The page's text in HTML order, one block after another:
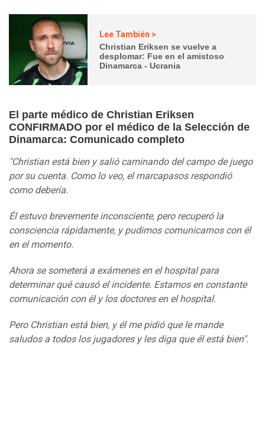
Lee También >
Christian Eriksen se vuelve a
desplomar: Fue en el amistoso
Dinamarca - Ucrania
El parte médico de Christian Eriksen
CONFIRMADO por el médico de la Selección de
Dinamarca: Comunicado completo
"Christian está bien y salió caminando del campo de juego
por su cuenta. Como lo veo, el marcapasos respondió
como debería.
Él estuvo brevemente inconsciente, pero recuperó la
consciencia rápidamente, y pudimos comunicarnos con él
en el momento.
Ahora se someterá a exámenes en el hospital para
determinar qué causó el incidente. Estamos en constante
comunicación con él y los doctores en el hospital.
Pero Christian está bien, y él me pidió que le mande
saludos a todos los jugadores y les diga que él está bien".